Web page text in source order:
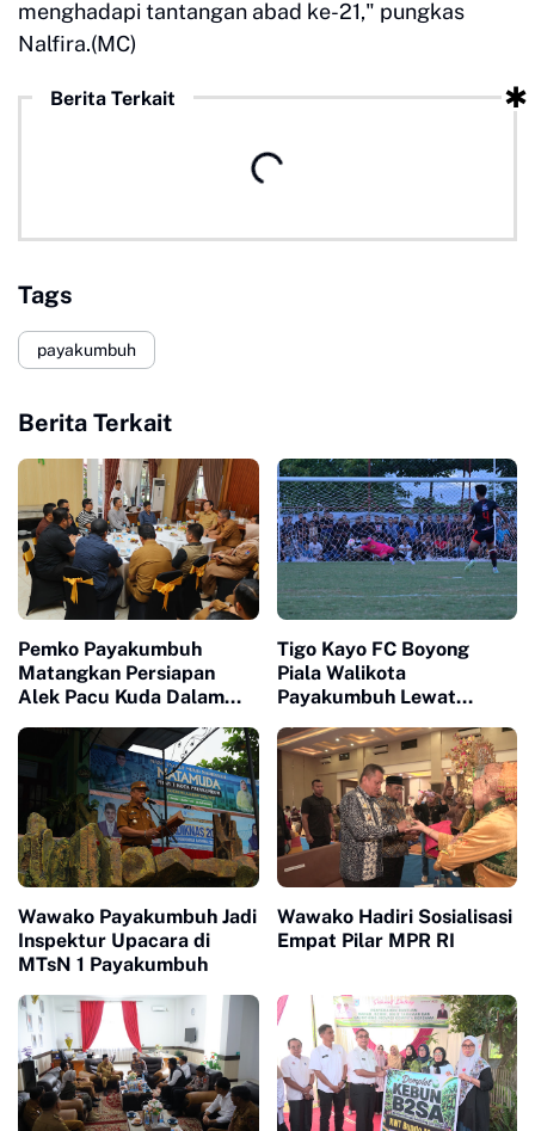
menghadapi tantangan abad ke-21," pungkas
Nalfira.(MC)
Berita Terkait
Tags
payakumbuh
Berita Terkait
Pemko Payakumbuh
Matangkan Persiapan
Alek Pacu Kuda Dalam
Tigo Kayo FC Boyong
Piala Walikota
Payakumbuh Lewat
Wawako Payakumbuh Jadi
Inspektur Upacara di
MTsN 1 Payakumbuh
Wawako Hadiri Sosialisasi
Empat Pilar MPR RI